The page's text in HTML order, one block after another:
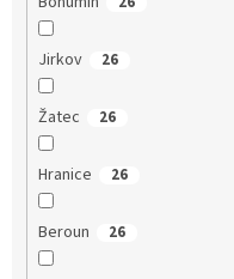
Jirkov 26
Žatec 26
Hranice 26
Beroun 26